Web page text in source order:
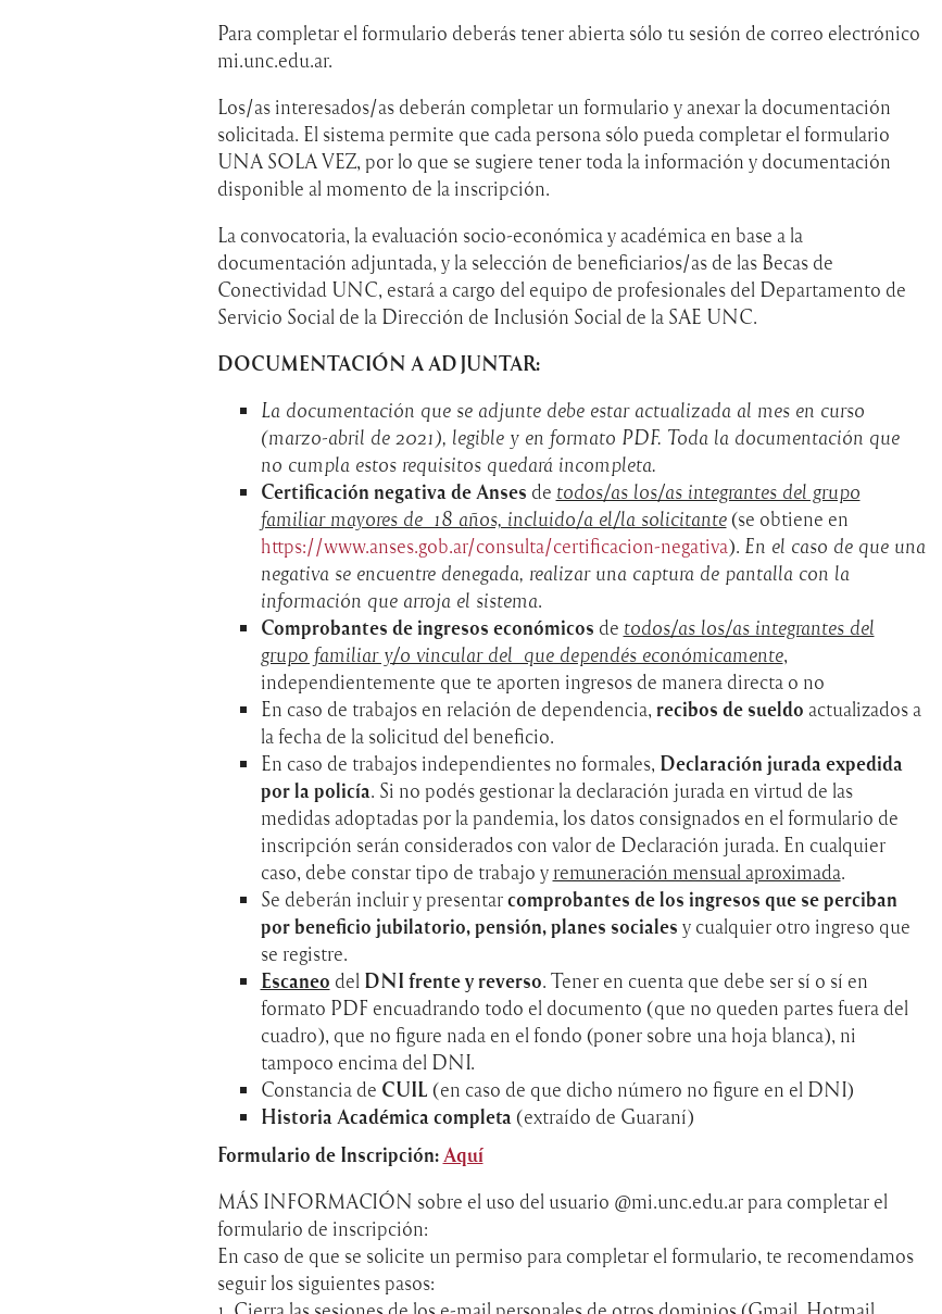
Para completar el formulario deberás tener abierta sólo tu sesión de correo electrónico
mi.unc.edu.ar.
Los/as interesados/as deberán completar un formulario y anexar la documentación
solicitada. El sistema permite que cada persona sólo pueda completar el formulario
UNA SOLA VEZ, por lo que se sugiere tener toda la información y documentación
disponible al momento de la inscripción.
La convocatoria, la evaluación socio-económica y académica en base a la
documentación adjuntada, y la selección de beneficiarios/as de las Becas de
Conectividad UNC, estará a cargo del equipo de profesionales del Departamento de
Servicio Social de la Dirección de Inclusión Social de la SAE UNC.
DOCUMENTACIÓN A ADJUNTAR:
La documentación que se adjunte debe estar actualizada al mes en curso
(marzo-abril de 2021), legible y en formato PDF. Toda la documentación que
no cumpla estos requisitos quedará incompleta.
Certificación negativa de Anses de todos/as los/as integrantes del grupo
familiar mayores de 18 años, incluido/a el/la solicitante(se obtiene en
https://www.anses.gob.ar/consulta/certificacion-negativa). En el caso de que una
negativa se encuentre denegada, realizar una captura de pantalla con la
información que arroja el sistema.
Comprobantes de ingresos económicos de todos/as los/as integrantes del
grupo familiar y/o vincular del que dependés económicamente,
independientemente que te aporten ingresos de manera directa o no
En caso de trabajos en relación de dependencia, recibos de sueldo actualizados a
la fecha de la solicitud del beneficio.
En caso de trabajos independientes no formales, Declaración juradaexpedida
por la policía. Si no podés gestionar la declaración jurada en virtud de las
medidas adoptadas por la pandemia, los datos consignados en el formulario de
inscripción serán considerados con valor de Declaración jurada. En cualquier
caso, debe constar tipo de trabajo y remuneración mensual aproximada.
Se deberán incluir y presentarcomprobantes de los ingresos que se perciban
por beneficio jubilatorio, pensión, planes sociales y cualquier otro ingreso que
se registre.
Escaneo del DNI frente y reverso. Tener en cuenta que debe ser sí o sí en
formato PDF encuadrando todo el documento (que no queden partes fuera del
cuadro), que no figure nada en el fondo (poner sobre una hoja blanca), ni
tampoco encima del DNI.
Constancia de CUIL (en caso de que dicho número no figure en el DNI)
Historia Académica completa (extraído de Guaraní)
Formulario de Inscripción:Aquí
MÁS INFORMACIÓN sobre el uso del usuario @mi.unc.edu.ar para completar el
formulario de inscripción:
En caso de que se solicite un permiso para completar el formulario, te recomendamos
seguir los siguientes pasos: